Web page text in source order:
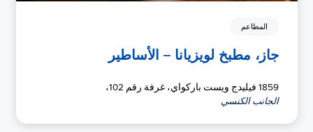
المطاعم
جاز، مطبخ لويزيانا – الأساطير
1859 فيليدج ويست باركواي، غرفة رقم 102،
الجانب الكنسي